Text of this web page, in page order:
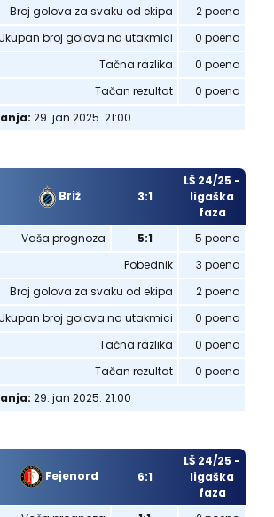
Broj golova za svaku od ekipa
2 poena
broj golova na utakmici
0 poena
Tačna razlika
0 poena
Tačan rezultat
0 poena
29. jan 2025. 21:00
Briž 3:1
LŠ 24/25 -
ligaška
faza
Vaša prognoza
5:1
5 poena
Pobednik
3 poena
Broj golova za svaku od ekipa
2 poena
broj golova na utakmici
0 poena
Tačna razlika
0 poena
Tačan rezultat
0 poena
29. jan 2025. 21:00
Fejenord 6:1
LŠ 24/25 -
ligaška
faza